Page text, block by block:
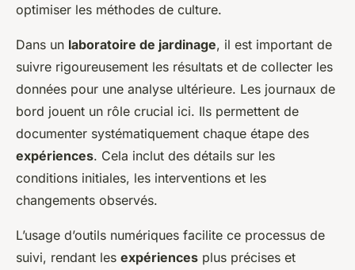
optimiser les méthodes de culture.
Dans un laboratoire de jardinage, il est important de
suivre rigoureusement les résultats et de collecter les
données pour une analyse ultérieure. Les journaux de
bord jouent un rôle crucial ici. Ils permettent de
documenter systématiquement chaque étape des
expériences. Cela inclut des détails sur les
conditions initiales, les interventions et les
changements observés.
L’usage d’outils numériques facilite ce processus de
suivi, rendant les expériences plus précises et